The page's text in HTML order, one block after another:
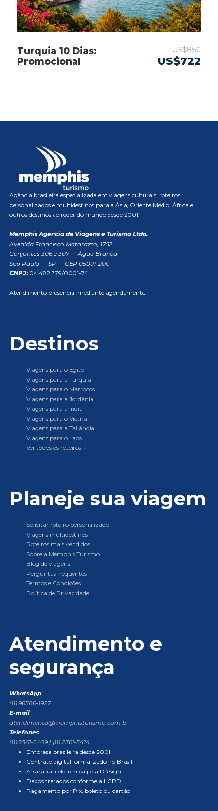
Turquia 10 Dias:
Promocional
US$850
US$722
Agência brasileira especializada em viagens culturais, roteiros
personalizados e multidestinos para a Ásia, Oriente Médio, África e
outros destinos ao redor do mundo desde 2001.
Memphis Agência de Viagens e Turismo Ltda.
Avenida Francisco Matarazzo, 1752
Conjuntos 306 e 307 — Água Branca
São Paulo — SP — CEP 05001-200
CNPJ: 04.482.379/0001-74
Atendimento presencial mediante agendamento.
Destinos
Viagens para o Egito
Viagens para a Turquia
Viagens para o Marrocos
Viagens para a Jordânia
Viagens para a Índia
Viagens para o Vietnã
Viagens para a Tailândia
Viagens para o Laos
Ver todos os roteiros →
Planeje sua viagem
Solicitar roteiro personalizado
Viagens multidestinos
Roteiros mais vendidos
Sobre a Memphis Turismo
Blog de viagens
Perguntas frequentes
Termos e Condições
Política de Privacidade
Atendimento e
segurança
WhatsApp
(11) 96586-1927
E-mail
atendimento@memphisturismo.com.br
Telefones
(11) 2361-5409 | (11) 2361-5414
Empresa brasileira desde 2001
Contrato digital formalizado no Brasil
Assinatura eletrônica pela D4Sign
Dados tratados conforme a LGPD
Pagamento por Pix, boleto ou cartão